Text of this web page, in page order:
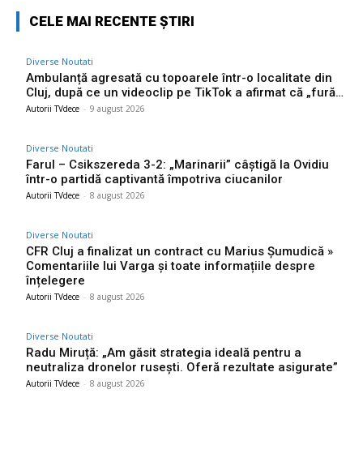
CELE MAI RECENTE ȘTIRI
Diverse Noutati
Ambulanță agresată cu topoarele într-o localitate din
Cluj, după ce un videoclip pe TikTok a afirmat că „fură…
Autorii TVdece - 9 august 2026
Diverse Noutati
Farul – Csikszereda 3-2: „Marinarii” câștigă la Ovidiu
într-o partidă captivantă împotriva ciucanilor
Autorii TVdece - 8 august 2026
Diverse Noutati
CFR Cluj a finalizat un contract cu Marius Șumudică »
Comentariile lui Varga și toate informațiile despre
înțelegere
Autorii TVdece - 8 august 2026
Diverse Noutati
Radu Miruță: „Am găsit strategia ideală pentru a
neutraliza dronelor rusești. Oferă rezultate asigurate”
Autorii TVdece - 8 august 2026